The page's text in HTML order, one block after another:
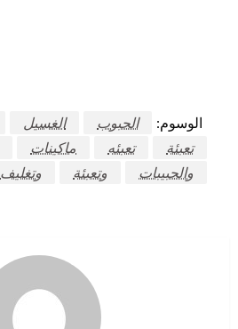
الوسوم: الحبوب الغسيل
تعبئة
تعبئه ماكينات
والحبيبات
وتعبئة وتغليف